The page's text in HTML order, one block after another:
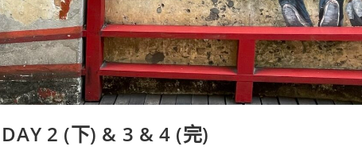
2 (下) & 3 & 4 (完)